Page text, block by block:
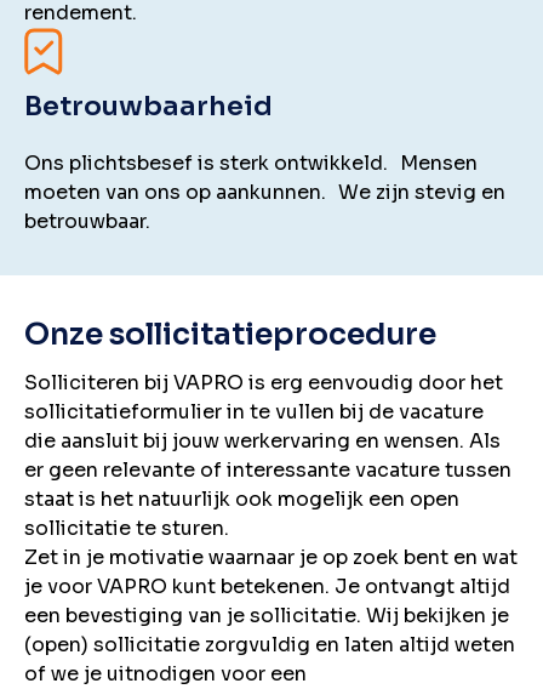
rendement.
Betrouwbaarheid
Ons plichtsbesef is sterk ontwikkeld. Mensen
moeten van ons op aankunnen. We zijn stevig en
betrouwbaar.
Onze sollicitatieprocedure
Solliciteren bij VAPRO is erg eenvoudig door het
sollicitatieformulier in te vullen bij de vacature
die aansluit bij jouw werkervaring en wensen. Als
er geen relevante of interessante vacature tussen
staat is het natuurlijk ook mogelijk een open
sollicitatie te sturen.
Zet in je motivatie waarnaar je op zoek bent en wat
je voor VAPRO kunt betekenen. Je ontvangt altijd
een bevestiging van je sollicitatie. Wij bekijken je
(open) sollicitatie zorgvuldig en laten altijd weten
of we je uitnodigen voor een